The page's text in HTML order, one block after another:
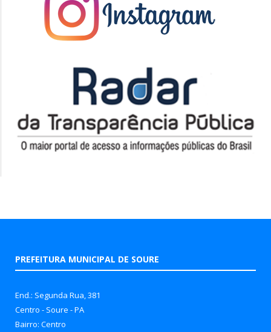
PREFEITURA MUNICIPAL DE SOURE
End.: Segunda Rua, 381
Centro - Soure - PA
Bairro: Centro